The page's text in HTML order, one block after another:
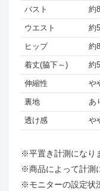
バスト 約
ウエスト 約
ヒップ 約
着丈(脇下～) 約
伸縮性 や
裏地 あ
透け感 や
※平置き計測になり
※商品によって計測
※モニターの設定状